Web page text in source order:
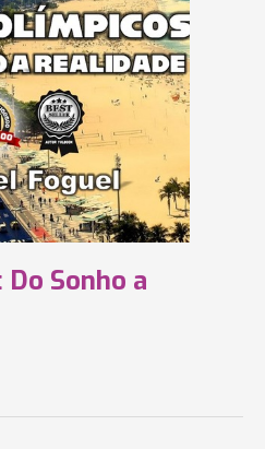
Sonho a